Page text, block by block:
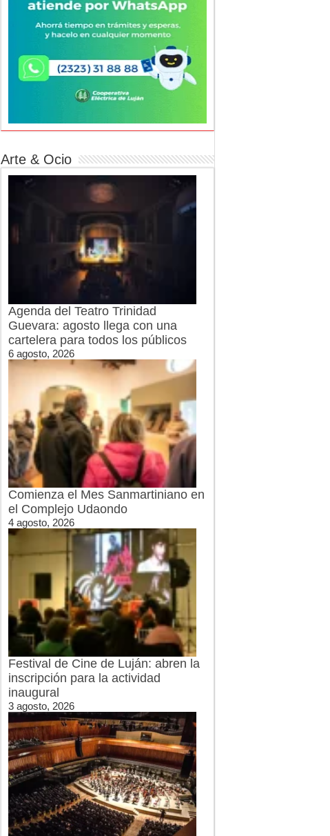
Arte & Ocio
Agenda del Teatro Trinidad
Guevara: agosto llega con una
cartelera para todos los públicos
6 agosto, 2026
Comienza el Mes Sanmartiniano en
el Complejo Udaondo
4 agosto, 2026
Festival de Cine de Luján: abren la
inscripción para la actividad
inaugural
3 agosto, 2026